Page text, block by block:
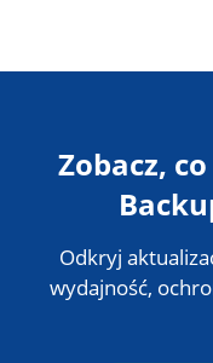
Zobacz,
Odkryj
wydajność,